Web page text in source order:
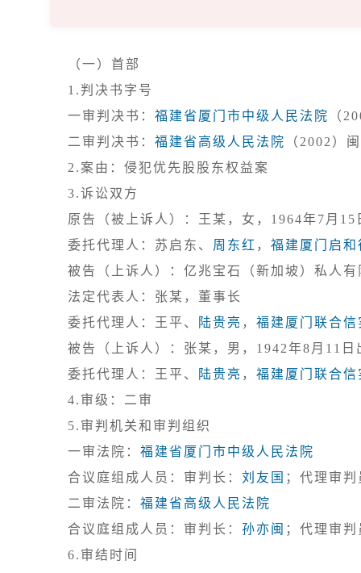
（一）首部
1.判决书字号
一审判决书： 福建省厦门市中级人民法院
（
二审判决书： 福建省高级人民法院
3.诉讼双方
原告（被上诉人）：王某，女，1964年7月
委托代理人：苏启东、 周东红 ， 福建厦门启
被告（上诉人）：亿兆宝石（新加坡）私人
法定代表人：张某，董事长
委托代理人：王平、
陆贵亮 ， 福建厦门联合
被告（上诉人）：张某，男，1942年8月11
委托代理人：王平、
陆贵亮 ， 福建厦门联合
4.审级：二审
5.审判机关和审判组织
一审法院： 福建省厦门市中级人民法院
合议庭组成人员：审判长： 刘友国 ；代理审
二审法院： 福建省高级人民法院
合议庭组成人员：审判长： 孙亦闽 ；代理审
6.审结时间